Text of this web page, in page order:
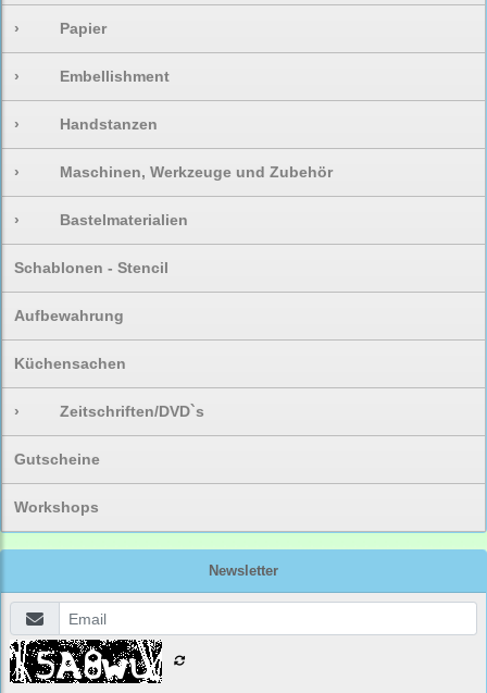
› Papier
› Embellishment
› Handstanzen
› Maschinen, Werkzeuge und Zubehör
› Bastelmaterialien
Schablonen - Stencil
Aufbewahrung
Küchensachen
› Zeitschriften/DVD`s
Gutscheine
Workshops
Newsletter